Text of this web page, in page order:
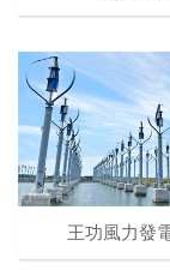
王功風力發